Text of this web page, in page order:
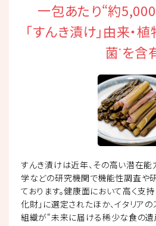
一包あたり“約
「すんき漬け」由来・
菌* を含
すんき漬けは近年、その高い潜在能
学などの研究機関で機能性調査や
ております。健康面において高く支
化財」に選定されたほか、イタリア
組織が“未来に届ける稀少な食の遺